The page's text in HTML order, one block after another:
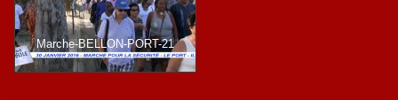
Marche-BELLON-PORT-21